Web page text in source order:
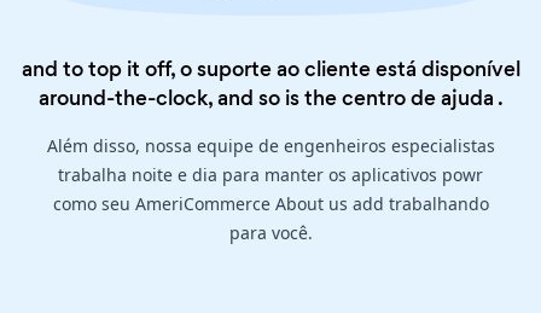
and to top it off, o suporte ao cliente está disponível
around-the-clock, and so is thecentro de ajuda .
Além disso, nossa equipe de engenheiros especialistas
trabalha noite e dia para manter os aplicativos powr
como seu AmeriCommerce About us add trabalhando
para você.